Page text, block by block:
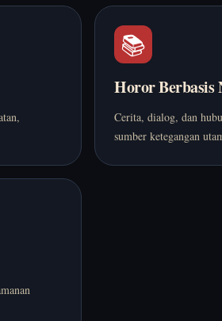
📚
Horor Berbasis
Cerita, dialog, dan
sumber ketegangan